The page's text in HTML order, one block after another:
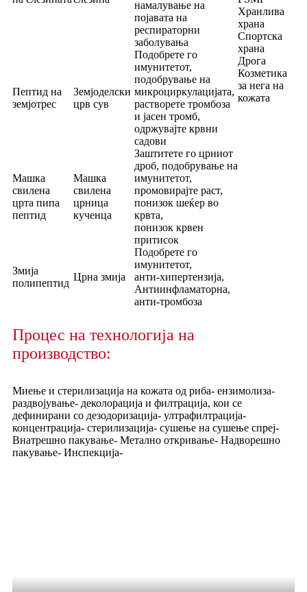
Хранлива
храна
Спортска
храна
Дрога
Козметика
за нега на
кожата
намалување на
појавата на
респираторни
заболувања
Пептид на
земјотрес
Земјоделски
црв сув
Подобрете го
имунитетот,
подобрување на
микроциркулацијата,
растворете тромбоза
и јасен тромб,
одржувајте крвни
садови
Машка
свилена
црта пипа
пептид
Машка
свилена
црница
кученца
Заштитете го црниот
дроб, подобрување на
имунитетот,
промовирајте раст,
понизок шеќер во
крвта,
понизок крвен
притисок
Змија
полипептид
Црна змија
Подобрете го
имунитетот,
анти-хипертензија,
Антиинфламаторна,
анти-тромбоза
Процес на технологија на
производство:
Миење и стерилизација на кожата од риба- ензимолиза-
раздвојување- деколорација и филтрација, кои се
дефинирани со дезодоризација- ултрафилтрација-
концентрација- стерилизација- сушење на сушење спреј-
Внатрешно пакување- Метално откривање- Надворешно
пакување- Инспекција-